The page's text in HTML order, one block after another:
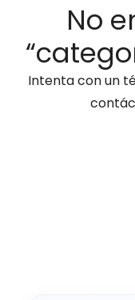
No
“
Intenta con un